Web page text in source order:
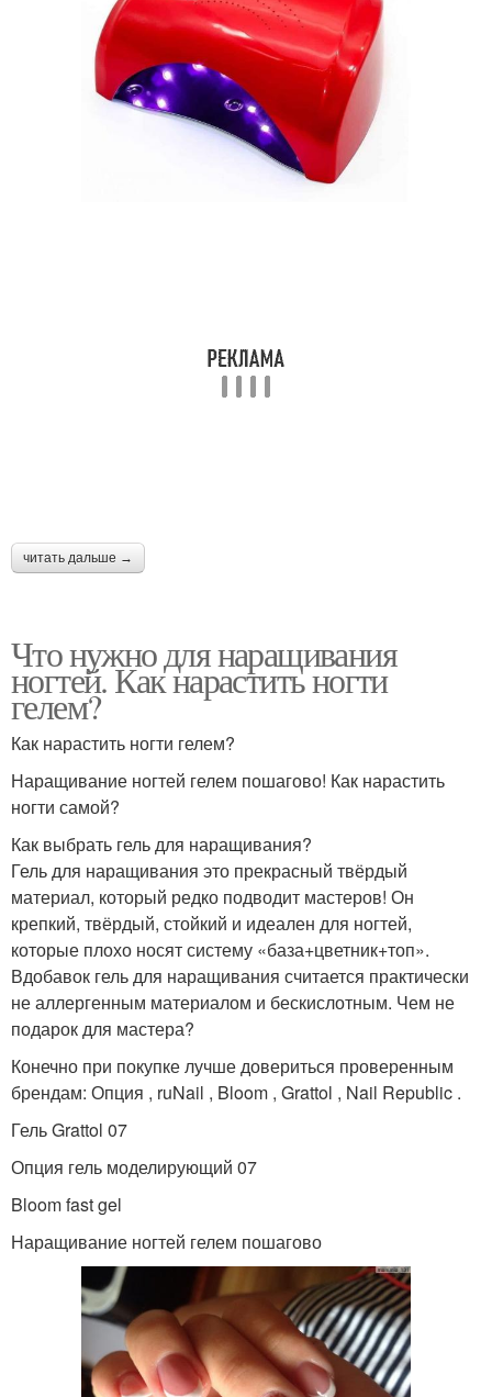
читать дальше →
Что нужно для наращивания
ногтей. Как нарастить ногти
гелем?
Как нарастить ногти гелем?
Наращивание ногтей гелем пошагово! Как нарастить
ногти самой?
Как выбрать гель для наращивания?
Гель для наращивания это прекрасный твёрдый
материал, который редко подводит мастеров! Он
крепкий, твёрдый, стойкий и идеален для ногтей,
которые плохо носят систему «база+цветник+топ».
Вдобавок гель для наращивания считается практически
не аллергенным материалом и бескислотным. Чем не
подарок для мастера?
Конечно при покупке лучше довериться проверенным
брендам: Опция , ruNail , Bloom , Grattol , Nail Republic .
Гель Grattol 07
Опция гель моделирующий 07
Bloom fast gel
Наращивание ногтей гелем пошагово